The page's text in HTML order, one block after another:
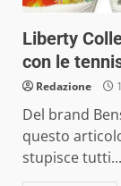
Liberty
con le
Redazione
Del brand
questo
stupisce tutti...